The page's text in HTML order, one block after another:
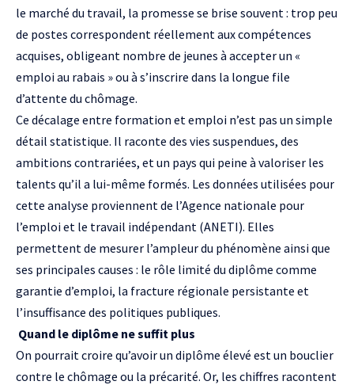
le marché du travail, la promesse se brise souvent : trop peu
de postes correspondent réellement aux compétences
acquises, obligeant nombre de jeunes à accepter un «
emploi au rabais » ou à s’inscrire dans la longue file
d’attente du chômage.
Ce décalage entre formation et emploi n’est pas un simple
détail statistique. Il raconte des vies suspendues, des
ambitions contrariées, et un pays qui peine à valoriser les
talents qu’il a lui-même formés. Les données utilisées pour
cette analyse proviennent de l’Agence nationale pour
l’emploi et le travail indépendant (ANETI). Elles
permettent de mesurer l’ampleur du phénomène ainsi que
ses principales causes : le rôle limité du diplôme comme
garantie d’emploi, la fracture régionale persistante et
l’insuffisance des politiques publiques.
Quand le diplôme ne suffit plus
On pourrait croire qu’avoir un diplôme élevé est un bouclier
contre le chômage ou la précarité. Or, les chiffres racontent